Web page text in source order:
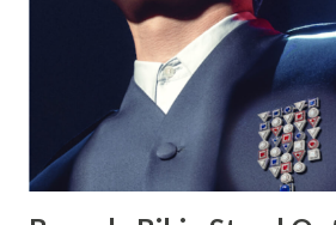
luas dan juga nyaman untuk ditempati
maupun siswi, terdapat berbagai
yang juga dimiliki oleh SMA Dwi
kegiatan belajar siswa. SMA Dwi
sekolah yang memiliki area sangat